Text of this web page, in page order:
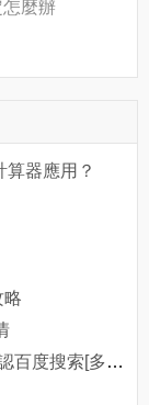
怎麼辦
器應用？
略
Siri升級內置百度百科 蘋果語音助手默認百度搜索[多圖]